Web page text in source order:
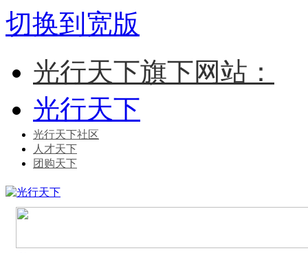
切换到宽版
光行天下旗下网站：
光行天下
光行天下社区
人才天下
团购天下